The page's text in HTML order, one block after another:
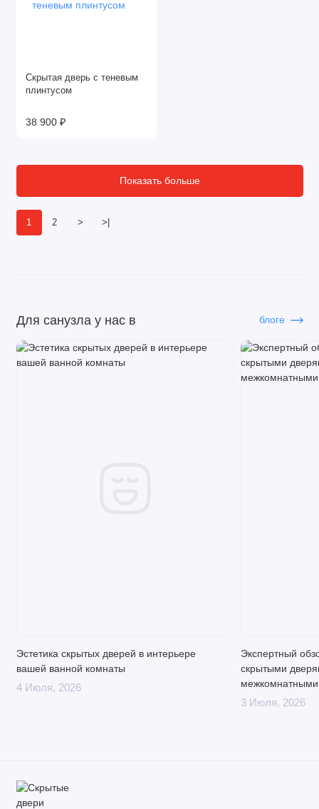
Скрытая дверь с теневым
плинтусом
38 900 ₽
1 2 > >|
Показать больше
Для санузла у нас в блоге
Эстетика скрытых дверей в интерьере
вашей ванной комнаты
4 Июля, 2026
Экспертный
скрытыми
межкомнатными
3 Июля, 2026